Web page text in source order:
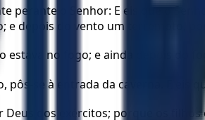
perante o Senhor: E eis que o
e depois do vento um terremoto,
no fogo; e ainda depois do
pôs-se à entrada da caverna. E eis
Deus dos exércitos; porque os